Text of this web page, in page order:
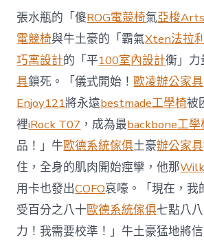
張水瓶的「傻ROG電競椅氣亞梭
電競椅與牛土豪的「霸氣Xten法拉利
巧寓設計的「平100室內設計衡」力
具鎖死。「儀式開始！歐凌辦公家具
Enjoy121將永遠bestmade工學椅被
裡iRock T07 ，成為最backbone工學
品！」牛歐德系統傢俱土豪辦公家具
住，全身的肌肉開始痙攣，他那
用卡也發出COFO哀嚎。「現在，我
受百分之八十歐德系統傢俱七點八
力！我需要校準！」牛土豪猛地將